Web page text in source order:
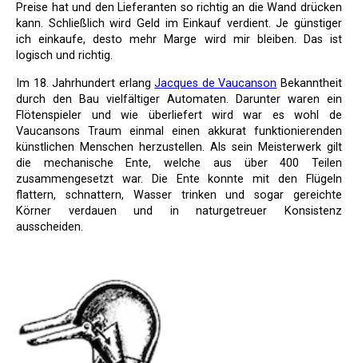
Preise hat und den Lieferanten so richtig an die Wand drücken
kann. Schließlich wird Geld im Einkauf verdient. Je günstiger
ich einkaufe, desto mehr Marge wird mir bleiben. Das ist
logisch und richtig.
Im 18. Jahrhundert erlangJacques de Vaucanson Bekanntheit
durch den Bau vielfältiger Automaten. Darunter waren ein
Flötenspieler und wie überliefert wird war es wohl de
Vaucansons Traum einmal einen akkurat funktionierenden
künstlichen Menschen herzustellen. Als sein Meisterwerk gilt
die mechanische Ente, welche aus über 400 Teilen
zusammengesetzt war. Die Ente konnte mit den Flügeln
flattern, schnattern, Wasser trinken und sogar gereichte
Körner verdauen und in naturgetreuer Konsistenz
ausscheiden.